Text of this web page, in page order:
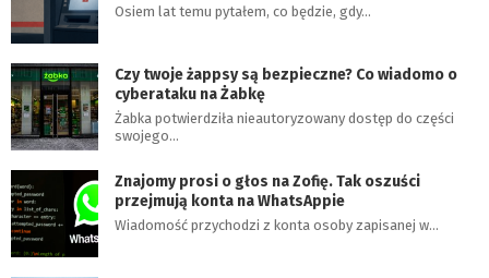
Osiem lat temu pytałem, co będzie, gdy…
Czy twoje żappsy są bezpieczne? Co wiadomo o
cyberataku na Żabkę
Żabka potwierdziła nieautoryzowany dostęp do części
swojego…
Znajomy prosi o głos na Zofię. Tak oszuści
przejmują konta na WhatsAppie
Wiadomość przychodzi z konta osoby zapisanej w…